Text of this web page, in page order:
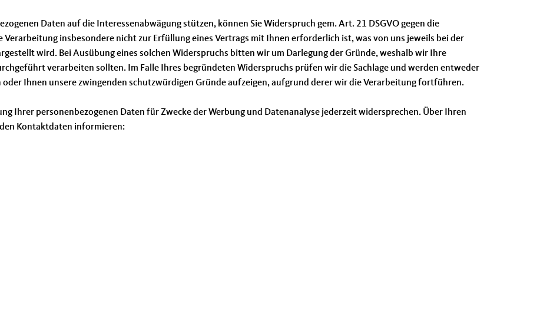
Daten auf die Interessenabwägung stützen, können Sie Widerspruch gem. Art. 21 DSGVO gegen die
Verarbeitung insbesondere nicht zur Erfüllung eines Vertrags mit Ihnen erforderlich ist, was von uns jeweils bei der
wird. Bei Ausübung eines solchen Widerspruchs bitten wir um Darlegung der Gründe, weshalb wir Ihre
verarbeiten sollten. Im Falle Ihres begründeten Widerspruchs prüfen wir die Sachlage und werden entweder
Ihnen unsere zwingenden schutzwürdigen Gründe aufzeigen, aufgrund derer wir die Verarbeitung fortführen.
Ihrer personenbezogenen Daten für Zwecke der Werbung und Datenanalyse jederzeit widersprechen. Über Ihren
Kontaktdaten informieren: